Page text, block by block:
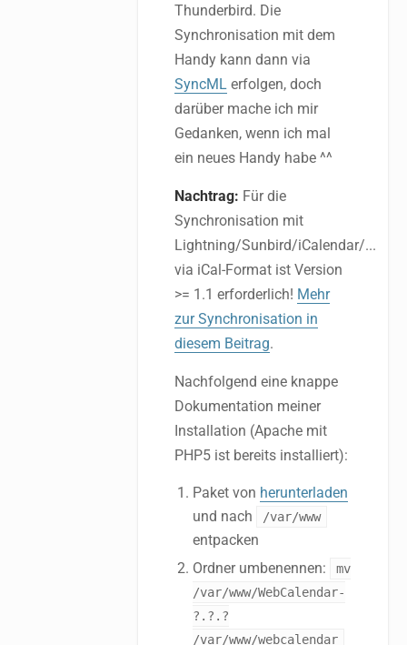
Thunderbird. Die
Synchronisation mit dem
Handy kann dann via
SyncML erfolgen, doch
darüber mache ich mir
Gedanken, wenn ich mal
ein neues Handy habe ^^
Nachtrag: Für die
Synchronisation mit
Lightning/Sunbird/iCalendar/...
via iCal-Format ist Version
>= 1.1 erforderlich! Mehr
zur Synchronisation in
diesem Beitrag.
Nachfolgend eine knappe
Dokumentation meiner
Installation (Apache mit
PHP5 ist bereits installiert):
Paket von herunterladen
und nach
/var/www
entpacken
Ordner umbenennen:
mv
/var/www/WebCalendar-
?.?.?
/var/www/webcalendar